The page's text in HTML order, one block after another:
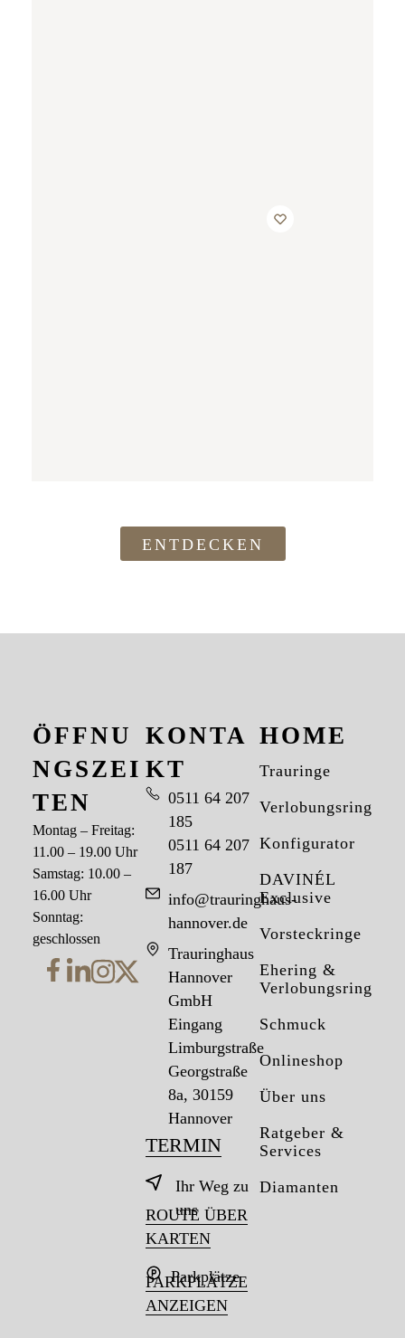
ENTDECKEN
HOME
Trauringe
Verlobungsringe
Konfigurator
DAVINÉL
Exclusive
Vorsteckringe
Ehering &
Verlobungsring
Schmuck
Onlineshop
Über uns
Ratgeber &
Services
Diamanten
KONTA
KT
0511 64 207
185
0511 64 207
187
info@trauringhaus-
hannover.de
Trauringhaus
Hannover
GmbH
Eingang
Limburgstraße
Georgstraße
8a, 30159
Hannover
TERMIN
Ihr Weg zu
uns
ROUTE ÜBER
KARTEN
Parkplätze
PARKPLÄTZE
ANZEIGEN
ÖFFNU
NGSZEI
TEN
Montag – Freitag:
11.00 – 19.00 Uhr
Samstag: 10.00 –
16.00 Uhr
Sonntag:
geschlossen